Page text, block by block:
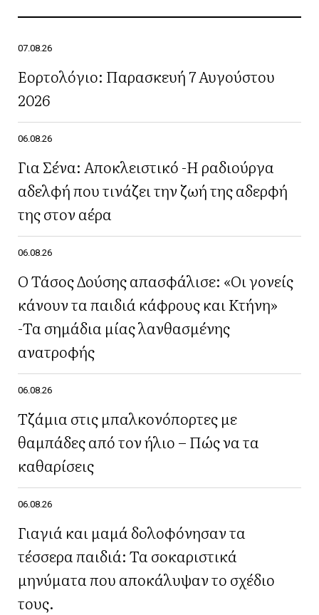
07.08.26
Εορτολόγιο: Παρασκευή 7 Αυγούστου
2026
06.08.26
Για Σένα: Αποκλειστικό -Η ραδιούργα
αδελφή που τινάζει την ζωή της αδερφή
της στον αέρα
06.08.26
Ο Τάσος Δούσης απασφάλισε: «Οι γονείς
κάνουν τα παιδιά κάφρους και Κτήνη»
-Τα σημάδια μίας λανθασμένης
ανατροφής
06.08.26
Τζάμια στις μπαλκονόπορτες με
θαμπάδες από τον ήλιο – Πώς να τα
καθαρίσεις
06.08.26
Γιαγιά και μαμά δολοφόνησαν τα
τέσσερα παιδιά: Τα σοκαριστικά
μηνύματα που αποκάλυψαν το σχέδιο
τους.